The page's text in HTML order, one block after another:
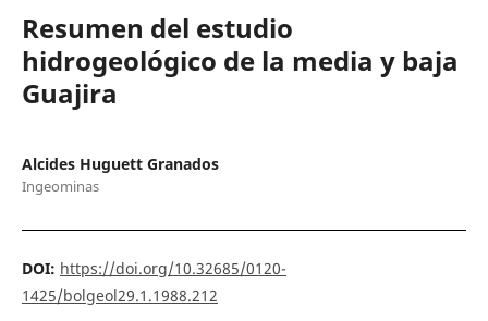
Resumen del estudio
hidrogeológico de la media y baja
Guajira
Alcides Huguett Granados
Ingeominas
DOI: https://doi.org/10.32685/0120-
1425/bolgeol29.1.1988.212